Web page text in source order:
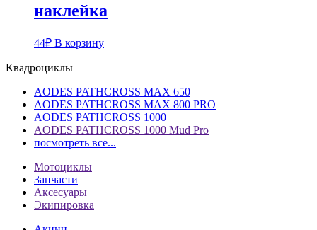
наклейка
44₽ В корзину
Квадроциклы
AODES PATHCROSS MAX 650
AODES PATHCROSS MAX 800 PRO
AODES PATHCROSS 1000
AODES PATHCROSS 1000 Mud Pro
посмотреть все...
Мотоциклы
Запчасти
Аксесуары
Экипировка